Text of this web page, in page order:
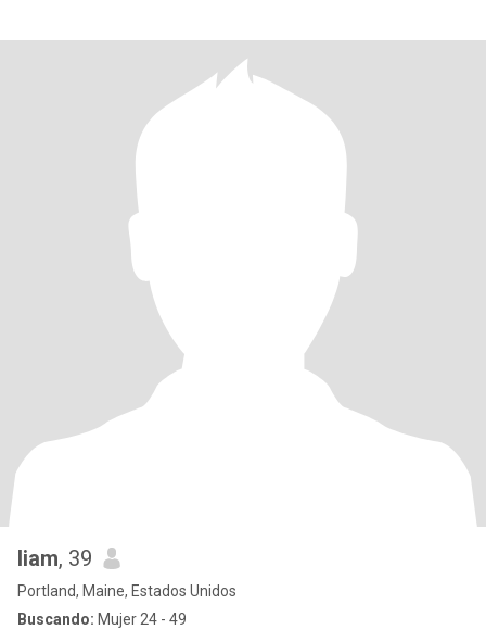
liam, 39
Portland, Maine, Estados Unidos
Buscando: Mujer 24 - 49